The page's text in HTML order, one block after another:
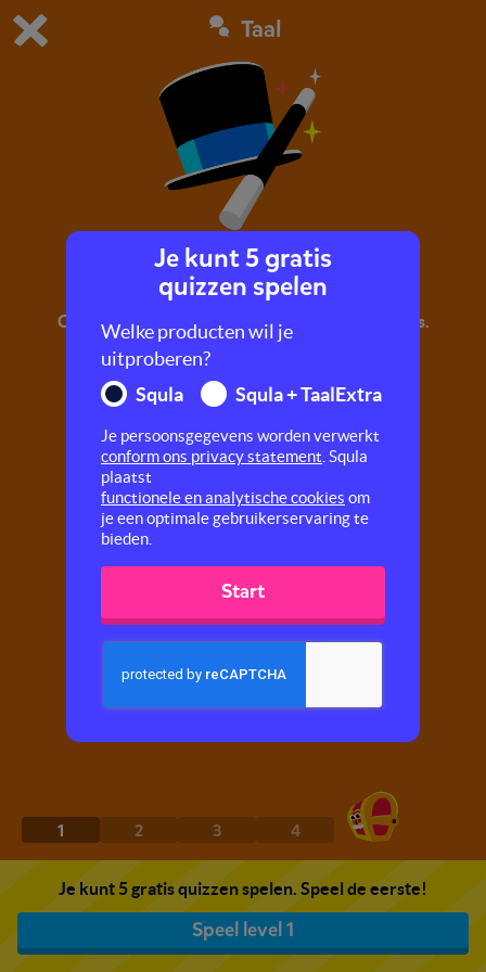
Dit is de gratis demo van Squla.
Bestel nu
0
Taal
Ra ra, het is wit!
Oefen met hakken en plakken, rijmen en letters.
1 2 3 4
Je kunt 5 gratis quizzen spelen. Speel de eerste!
Speel level 1
Je kunt 5 gratis
quizzen spelen
Welke producten wil je
uitproberen?
Squla
Squla + TaalExtra
Je persoonsgegevens worden verwerkt
conform ons privacy statement . Squla
plaatst
functionele en analytische cookies om
je een optimale gebruikerservaring te
bieden.
Start